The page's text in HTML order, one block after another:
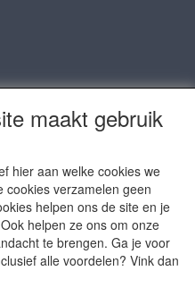
maakt gebruik
hier aan welke cookies we
cookies verzamelen geen
helpen ons de site en je
helpen ze ons om onze
te brengen. Ga je voor
alle voordelen? Vink dan